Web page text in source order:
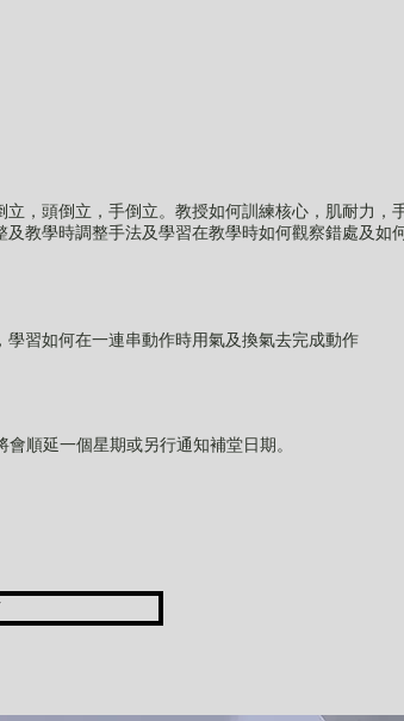
，頭倒立，手倒立。教授如何訓練核心，肌耐力，
教學時調整手法及學習在教學時如何觀察錯處及如
學習如何在一連串動作時用氣及換氣去完成動作
順延一個星期或另行通知補堂日期。